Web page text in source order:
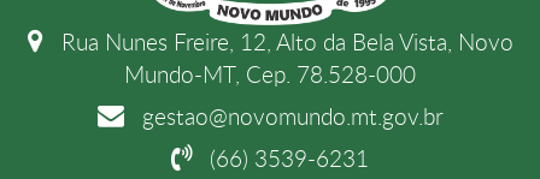
Rua Nunes Freire, 12, Alto da Bela Vista, Novo
Mundo-MT, Cep. 78.528-000
gestao@novomundo.mt.gov.br
(66) 3539-6231